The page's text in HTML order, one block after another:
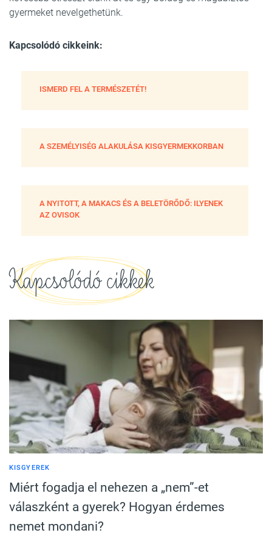
gyermeket nevelgethetünk.
Kapcsolódó cikkeink:
ISMERD FEL A TERMÉSZETÉT!
A SZEMÉLYISÉG ALAKULÁSA KISGYERMEKKORBAN
A NYITOTT, A MAKACS ÉS A BELETÖRŐDŐ: ILYENEK
AZ OVISOK
Kapcsolódó cikkek
KISGYEREK
Miért fogadja el nehezen a „nem”-et
válaszként a gyerek? Hogyan érdemes
nemet mondani?